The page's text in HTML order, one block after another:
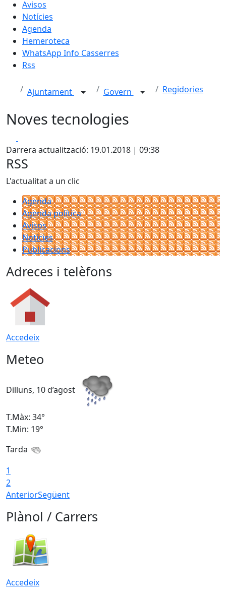
Avisos
Notícies
Agenda
Hemeroteca
WhatsApp Info Casserres
Rss
Ajuntament Govern Regidories
Noves tecnologies
Darrera actualització: 19.01.2018 | 09:38
RSS
L'actualitat a un clic
Agenda
Agenda política
Avisos
Notícies
Publicacions
Adreces i telèfons
Accedeix
Meteo
Dilluns, 10 d’agost
T.Màx: 34°
T.Min: 19°
Tarda
1
2
AnteriorSegüent
Plànol / Carrers
Accedeix